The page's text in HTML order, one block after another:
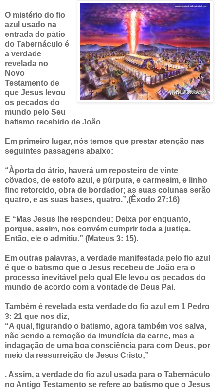
O mistério do fio
azul usado na
entrada do pátio
do Tabernáculo é
a verdade
revelada no
Novo
Testamento de
que Jesus levou
os pecados do
mundo pelo Seu
batismo recebido de João.
Em primeiro lugar, nós temos que prestar atenção nas
seguintes passagens abaixo:
“Àporta do átrio, haverá um reposteiro de vinte
côvados, de estofo azul, e púrpura, e carmesim, e linho
fino retorcido, obra de bordador; as suas colunas serão
quatro, e as suas bases, quatro.”,(Êxodo 27:16)
E “Mas Jesus lhe respondeu: Deixa por enquanto,
porque, assim, nos convém cumprir toda a justiça.
Então, ele o admitiu.” (Mateus 3: 15).
Em outras palavras, a verdade manifestada pelo fio azul
é que o batismo que o Jesus recebeu de João era o
processo inevitável pelo qual Ele levou os pecados do
mundo de acordo com a vontade de Deus Pai.
Também é revelada esta verdade do fio azul em 1 Pedro
3: 21 que nos diz,
“A qual, figurando o batismo, agora também vos salva,
não sendo a remoção da imundícia da carne, mas a
indagação de uma boa consciência para com Deus, por
meio da ressurreição de Jesus Cristo;”
. Assim, a verdade do fio azul usada para o Tabernáculo
no Antigo Testamento se refere ao batismo que o Jesus